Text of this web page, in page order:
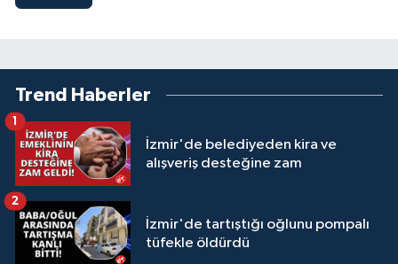
Trend Haberler
İzmir'de belediyeden kira ve
alışveriş desteğine zam
1
İzmir'de tartıştığı oğlunu pompalı
tüfekle öldürdü
2